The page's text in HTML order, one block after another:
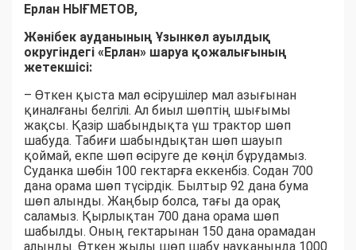
Ерлан НЫҒМЕТОВ,
Жәнібек ауданының Ұзынкөл ауылдық
округіндегі «Ерлан» шаруа қожалығының
жетекшісі:
– Өткен қыста мал өсірушілер мал азығынан
қиналғаны белгілі. Ал биыл шөптің шығымы
жақсы. Қазір шабындықта үш трактор шөп
шабуда. Табиғи шабындықтан шөп шауып
қоймай, екпе шөп өсіруге де көңіл бұрудамыз.
Суданка шөбін 100 гектарға еккенбіз. Содан 700
дана орама шөп түсірдік. Былтыр 92 дана бума
шөп алынды. Жаңбыр болса, тағы да орақ
саламыз. Қырлықтан 700 дана орама шөп
шабылды. Оның гектарынан 150 дана орамадан
алынды. Өткен жылы шөп шабу науқанында 1000